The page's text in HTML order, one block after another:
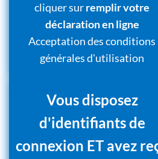
Vous disposez
d'identifiants de
connexion ET avez
cliquer surremplir votre
déclaration en ligne
Acceptation des conditions
générales d'utilisation